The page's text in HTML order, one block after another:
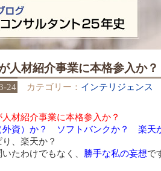
人材紹介事業に本格参入か？
24 カテゴリー： インテリジェンス
材紹介事業に本格参入か？
外資）か？ ソフトバンクか？ 楽天
、楽天か？
たわけでもなく、 勝手な私の妄想で